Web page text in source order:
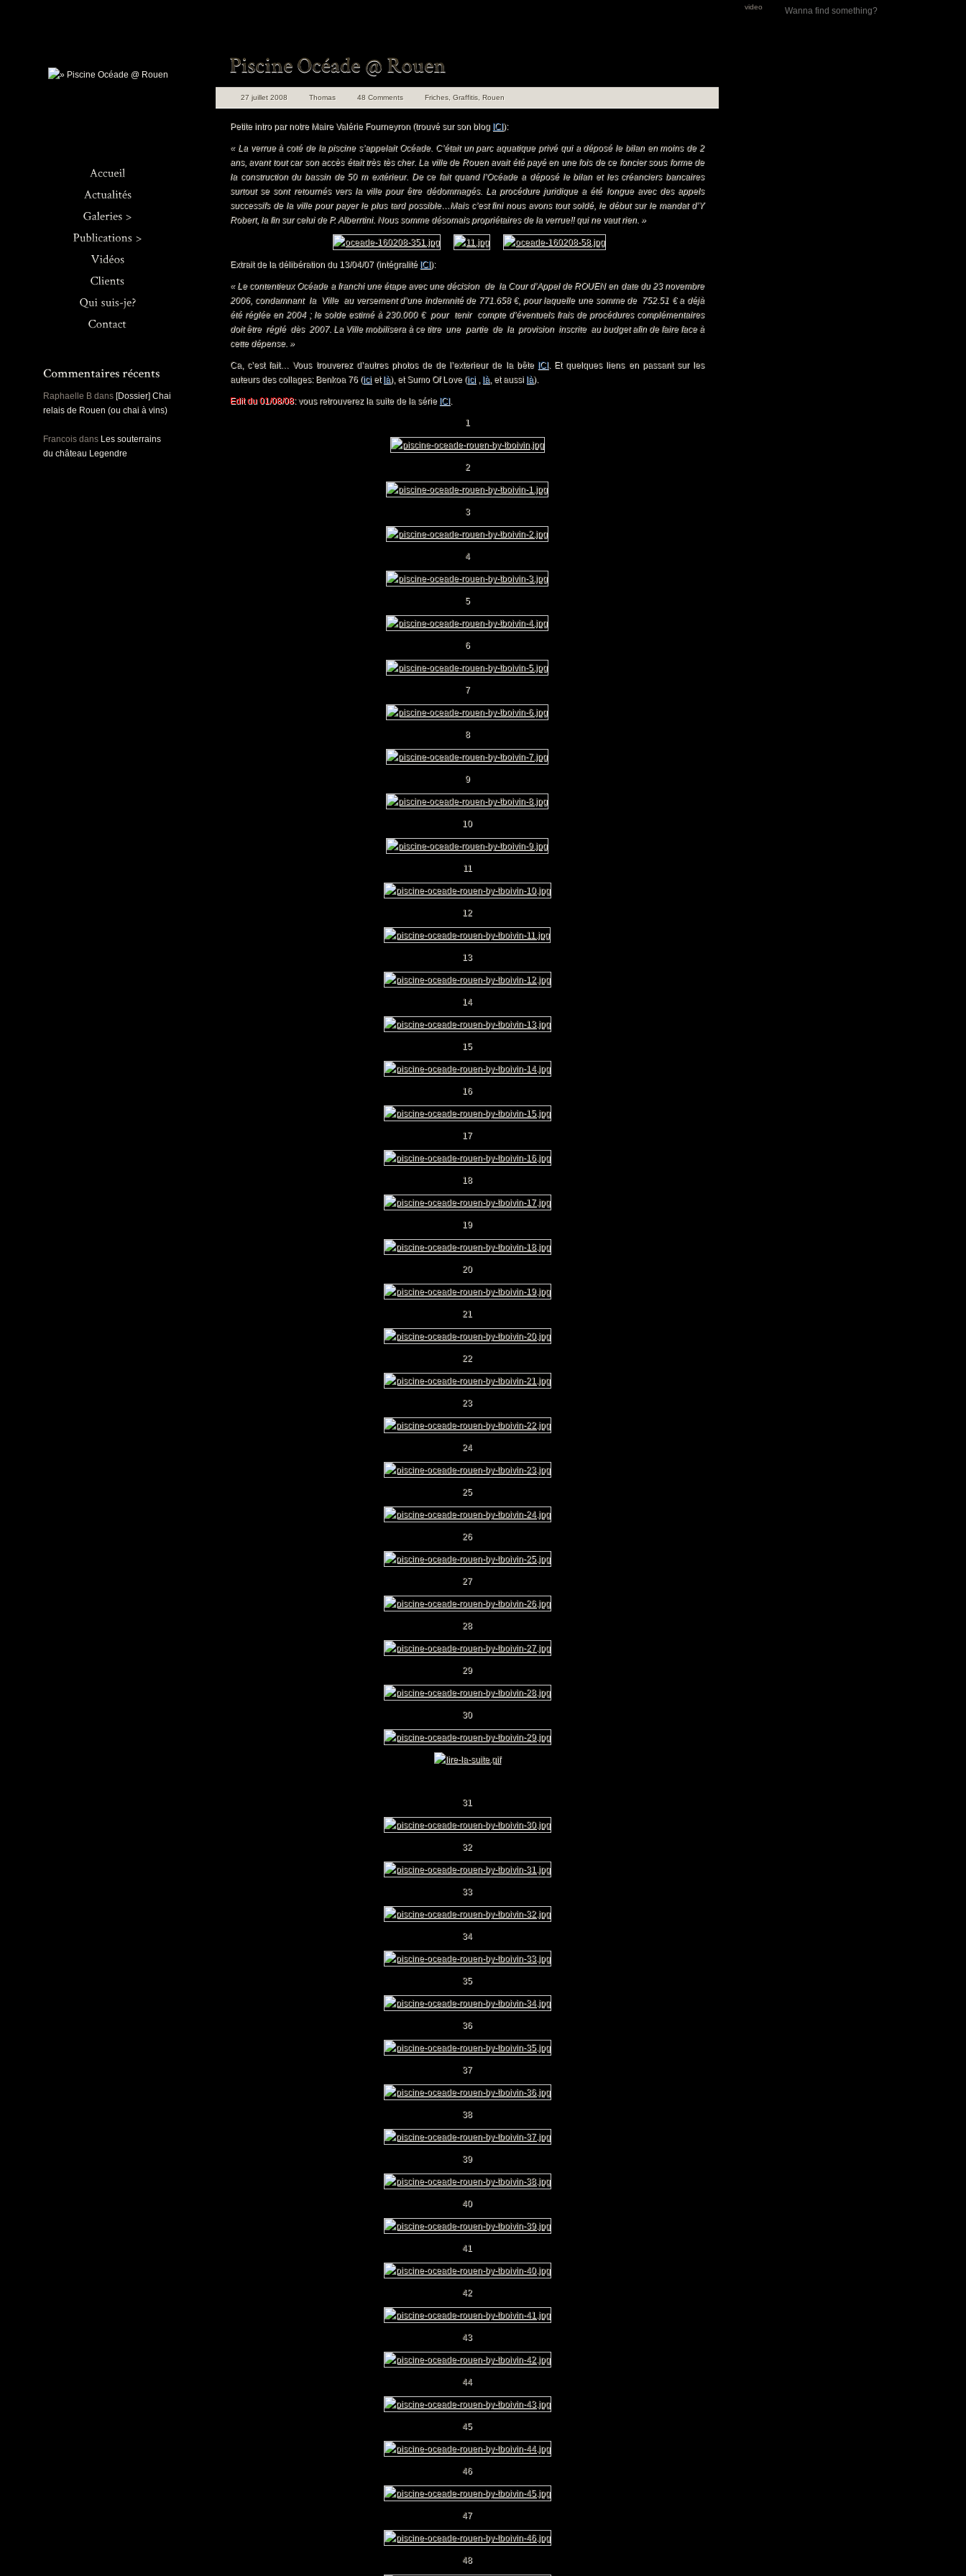
video
Architecture
Culinaire
Mariage & Co.
Panoramiques
Livres >
Rouen Insolite et
Rouen
Panoramique
Raphaelle B dans [Dossier] Chai
relais de Rouen (ou chai à vins)
Francois dans Les souterrains
du château Legendre
27 juillet 2008 Thomas 48 Comments Friches Graffitis Rouen
Petite intro par notre Maire Valérie Fourneyron (trouvé sur son blog ICI):
« La verrue à coté de la piscine s’appelait Océade. C’était un parc aquatique privé qui a déposé le bilan en moins de 2
ans, avant tout car son accès était très tès cher. La ville de Rouen avait été payé en une fois de ce foncier sous forme de
la construction du bassin de 50 m extérieur. De ce fait quand l’Océade a déposé le bilan et les créanciers bancaires
surtout se sont retournés vers la ville pour être dédommagés. La procédure juridique a été longue avec des appels
successifs de la ville pour payer le plus tard possible…Mais c’est fini nous avons tout soldé, le début sur le mandat d’Y
Robert, la fin sur celui de P. Alberrtini. Nous somme désomais propriétaires de la verrue!! qui ne vaut rien. »
Extrait de la délibération du 13/04/07 (intégralité ICI):
« Le contentieux Océade a franchi une étape avec une décision de la Cour d’Appel de ROUEN en date du 23 novembre
2006, condamnant la Ville au versement d’une indemnité de 771.658 €, pour laquelle une somme de 752.51 € a déjà
été réglée en 2004 ; le solde estimé à 230.000 € pour tenir compte d’éventuels frais de procédures complémentaires
doit être réglé dès 2007. La Ville mobilisera à ce titre une partie de la provision inscrite au budget afin de faire face à
cette dépense. »
Ca, c’est fait… Vous trouverez d’autres photos de de l’exterieur de la bête ICI. Et quelques liens en passant sur les
auteurs des collages: Benkoa 76 (ici et là), et Sumo Of Love (ici , là, et aussi là).
Edit du 01/08/08:vous retrouverez la suite de la série ICI.
1
2
3
4
5
6
7
8
9
10
11
12
13
14
15
16
17
18
19
20
21
22
23
24
25
26
27
28
29
30
31
32
33
34
35
36
37
38
39
40
41
42
43
44
45
46
47
48